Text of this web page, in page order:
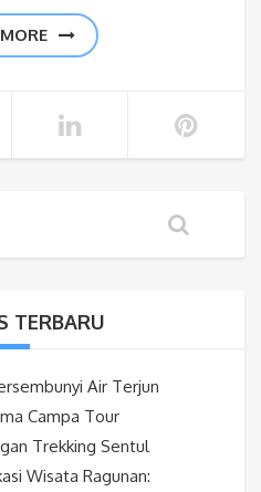
TERBARU
Air Terjun
Campa Tour
Trekking Sentul
Wisata Ragunan: